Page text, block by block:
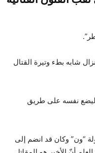
شابه بطء وتيرة القتال
ليضع نفسه على طريق
البالغ من العمر 29 عاماً، الذي يمتلك رصيد 5-1 في بطولة “ون” وكان قد انضم إلى